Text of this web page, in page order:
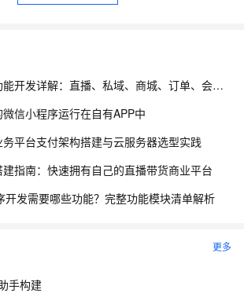
直播电商系统源码功能开发详解：直播、私域、商城、订单、会员、营销一体化小程序
信小程序运行在自有APP中
平台支付架构搭建与云服务器选型实践
指南：快速拥有自己的直播带货商业平台
开发需要哪些功能？完整功能模块清单解析
更多
手构建